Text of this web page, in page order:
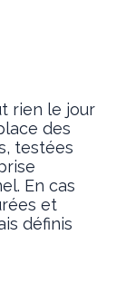
rien le jour
des
testées
En cas
et
définis